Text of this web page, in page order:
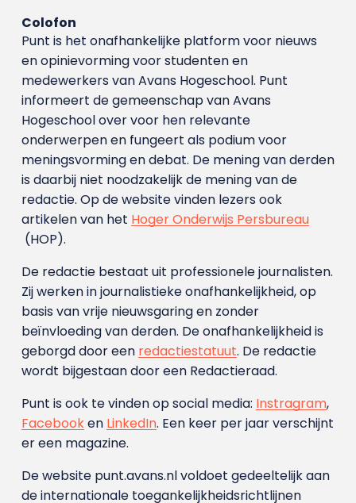
Colofon
Punt is het onafhankelijke platform voor nieuws
en opinievorming voor studenten en
medewerkers van Avans Hoge­school. Punt
informeert de gemeenschap van Avans
Hogeschool over voor hen relevante
onderwerpen en fungeert als podium voor
meningsvorming en debat. De mening van derden
is daarbij niet noodzakelijk de mening van de
redactie. Op de website vinden lezers ook
artikelen van het Hoger Onderwijs Persbureau
(HOP).
De redactie bestaat uit professionele journalisten.
Zij werken in journalistieke onafhankelijkheid, op
basis van vrije nieuwsgaring en zonder
beïnvloeding van derden. De onafhankelijkheid is
geborgd door een redactiestatuut. De redactie
wordt bijgestaan door een Redactieraad.
Punt is ook te vinden op social media: Instragram,
Facebooken LinkedIn. Een keer per jaar verschijnt
er een magazine.
De website punt.avans.nl voldoet gedeeltelijk aan
de internationale toegankelijkheidsrichtlijnen